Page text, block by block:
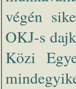
végén
OKJ-s
Közi